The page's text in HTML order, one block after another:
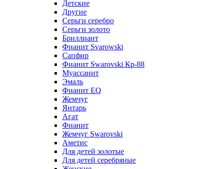
Детские
Другие
Серьги серебро
Серьги золото
Бриллиант
Фианит Svarowski
Сапфир
Фианит Swarovski Кр-88
Муассанит
Эмаль
Фианит EQ
Жемчуг
Янтарь
Агат
Фианит
Жемчуг Swarovski
Аметис
Для детей золотые
Для детей серебряные